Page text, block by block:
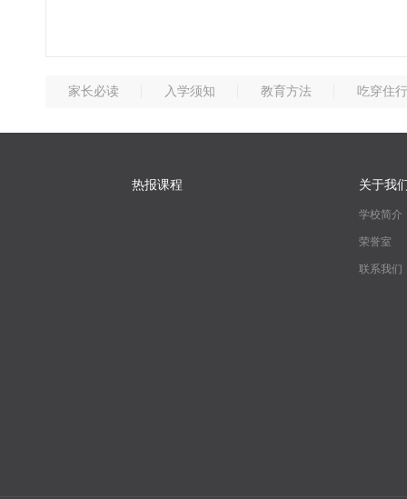
家长必读 入学须知 教育方法 吃穿住行
热报课程 关于我
学校简介
荣誉室
联系我们